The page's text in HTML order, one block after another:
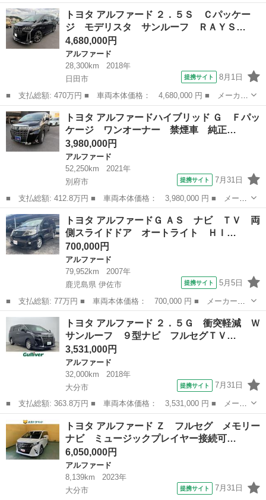
ー名： トヨタ ■ 車種名： アルファード ■ グレード名： ２．
５Ｓ タイプゴールドＩＩ フルセグ ミュージックプレイヤー接続
可 バッ...
大分 別府市 アルファード
トヨタ アルファード ２．５Ｓ Ｃパッケー
ジ モデリスタ サンルーフ ＲＡＹＳ…
4,680,000円
アルファード
28,300km
2018年
日田市
提携サイト 8月1日
■ 支払総額: 470万円 ■ 車両本体価格： 4,680,000 円 ■ メーカー
名： トヨタ ■ 車種名： アルファード ■ グレード名： ２．５
Ｓ Ｃパッケージ モデリスタ サンルーフ ＲＡＹＳ２０インチア
ルミ ＴＥ...
大分 日田市 アルファード
トヨタ アルファードハイブリッド Ｇ Ｆパッ
ケージ ワンオーナー 禁煙車 純正…
3,980,000円
アルファード
52,250km
2021年
別府市
提携サイト 7月31日
■ 支払総額: 412.8万円 ■ 車両本体価格： 3,980,000 円 ■ メーカ
ー名： トヨタ ■ 車種名： アルファードハイブリッド ■ グレー
ド名： Ｇ Ｆパッケージ ワンオーナー 禁煙車 純正ＤＡ Ｂカ
メラ ビ...
大分 別府市 アルファード
トヨタ アルファードＧ ＡＳ ナビ ＴＶ 両
側スライドドア オートライト ＨＩ…
700,000円
アルファード
79,952km
2007年
鹿児島県 伊佐市
提携サイト 5月5日
■ 支払総額: 77万円 ■ 車両本体価格： 700,000 円 ■ メーカー
名： トヨタ ■ 車種名： アルファードＧ ■ グレード名： Ａ
Ｓ ナビ ＴＶ 両側スライドドア オートライト ＨＩＤ キーレ
スエントリー 電動...
鹿児島 伊佐市 アルファード
トヨタ アルファード ２．５Ｇ 衝突軽減 Ｗ
サンルーフ ９型ナビ フルセグＴＶ…
3,531,000円
アルファード
32,000km
2018年
大分市
提携サイト 7月31日
■ 支払総額: 363.8万円 ■ 車両本体価格： 3,531,000 円 ■ メーカ
ー名： トヨタ ■ 車種名： アルファード ■ グレード名： ２．
５Ｇ 衝突軽減 Ｗサンルーフ ９型ナビ フルセグＴＶ ＢＴ対
応 Ｂカメ...
大分 大分市 アルファード
トヨタ アルファード Ｚ フルセグ メモリー
ナビ ミュージックプレイヤー接続可…
6,050,000円
アルファード
8,139km
2023年
大分市
提携サイト 7月31日